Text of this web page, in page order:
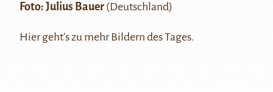
Foto: Julius Bauer (Deutschland)
Hiergeht’s zu mehr Bildern des Tages.